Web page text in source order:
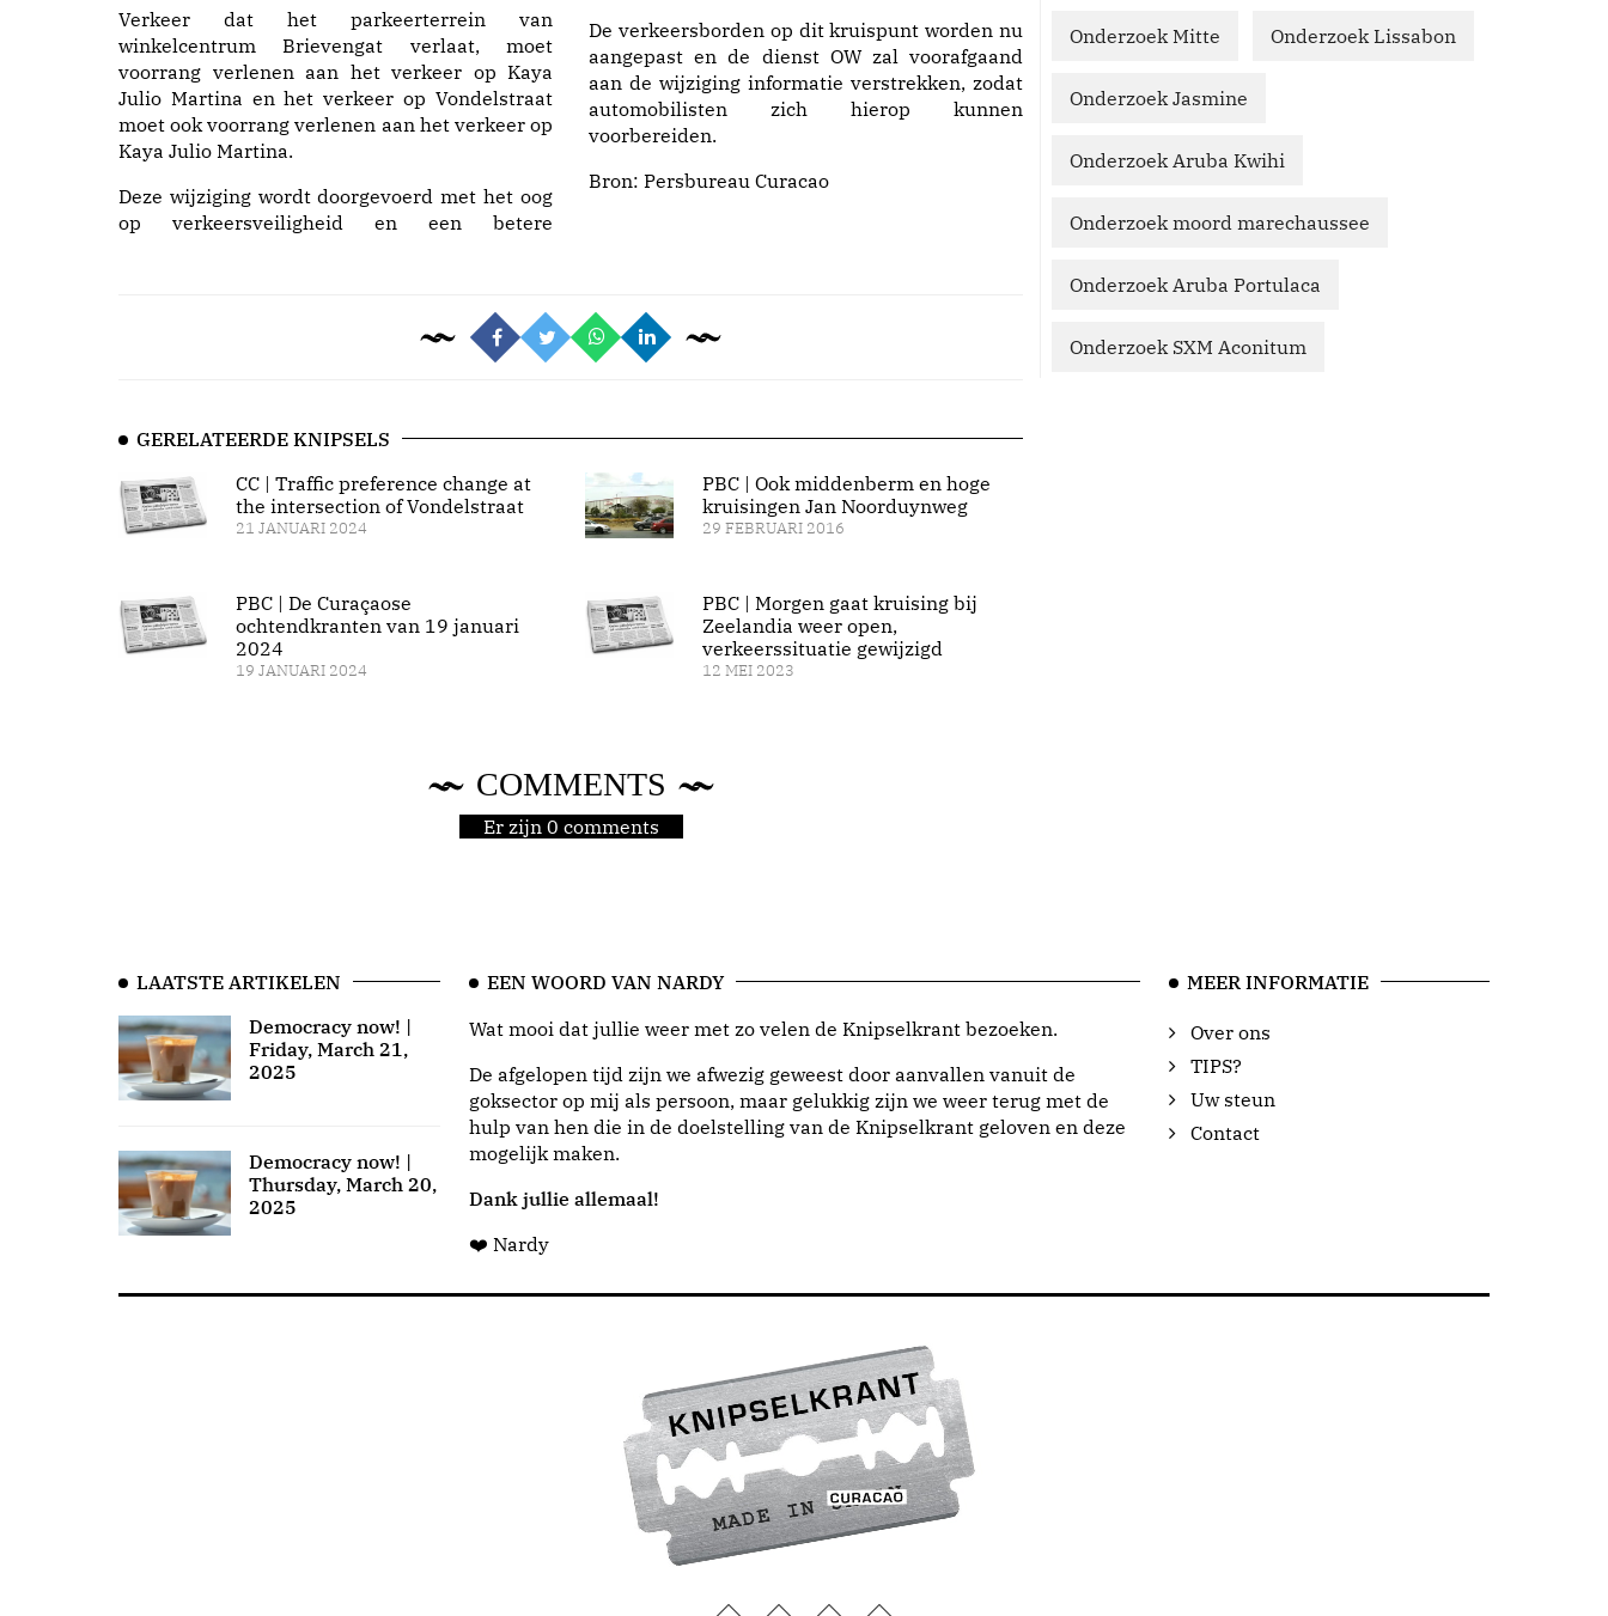
Verkeer dat het parkeerterrein van
winkelcentrum Brievengat verlaat, moet
voorrang verlenen aan het verkeer op Kaya
Julio Martina en het verkeer op Vondelstraat
moet ook voorrang verlenen aan het verkeer op
Kaya Julio Martina.
Deze wijziging wordt doorgevoerd met het oog
op verkeersveiligheid en een betere
De verkeersborden op dit kruispunt worden nu
aangepast en de dienst OW zal voorafgaand
aan de wijziging informatie verstrekken, zodat
automobilisten zich hierop kunnen
voorbereiden.
Bron: Persbureau Curacao
GERELATEERDE KNIPSELS
CC | Traffic preference change at
the intersection of Vondelstraat
21 JANUARI 2024
PBC | De Curaçaose
ochtendkranten van 19 januari
2024
19 JANUARI 2024
PBC | Ook middenberm en hoge
kruisingen Jan Noorduynweg
29 FEBRUARI 2016
PBC | Morgen gaat kruising bij
Zeelandia weer open,
verkeerssituatie gewijzigd
12 MEI 2023
COMMENTS
Er zijn 0 comments
Onderzoek Mitte Onderzoek Lissabon
Onderzoek Jasmine
Onderzoek Aruba Kwihi
Onderzoek moord marechaussee
Onderzoek Aruba Portulaca
Onderzoek SXM Aconitum
LAATSTE ARTIKELEN
Democracy now! |
Friday, March 21,
2025
Democracy now! |
Thursday, March 20,
2025
EEN WOORD VAN NARDY
Wat mooi dat jullie weer met zo velen de Knipselkrant bezoeken.
De afgelopen tijd zijn we afwezig geweest door aanvallen vanuit de
goksector op mij als persoon, maar gelukkig zijn we weer terug met de
hulp van hen die in de doelstelling van de Knipselkrant geloven en deze
mogelijk maken.
Dank jullie allemaal!
❤️ Nardy
MEER INFORMATIE
Over ons
TIPS?
Uw steun
Contact